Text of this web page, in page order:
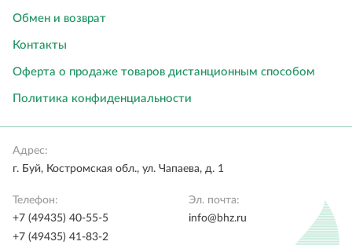
Обмен и возврат
Контакты
Оферта о продаже товаров дистанционным способом
Политика конфиденциальности
Адрес:
г. Буй, Костромская обл., ул. Чапаева, д. 1
Телефон:
+7 (49435) 40-55-5
+7 (49435) 41-83-2
Эл. почта:
info@bhz.ru